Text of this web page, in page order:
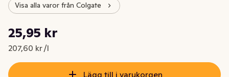
Visa alla varor från Colgate
Nuvarande pris är: 25,95 kr
25,95 kr
207,60 kr /l
Styckpris: 207,60 kr /l
Lägg till i varukorgen